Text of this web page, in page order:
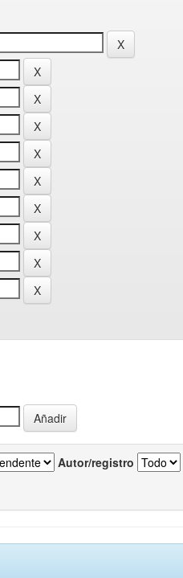
Autor/registro